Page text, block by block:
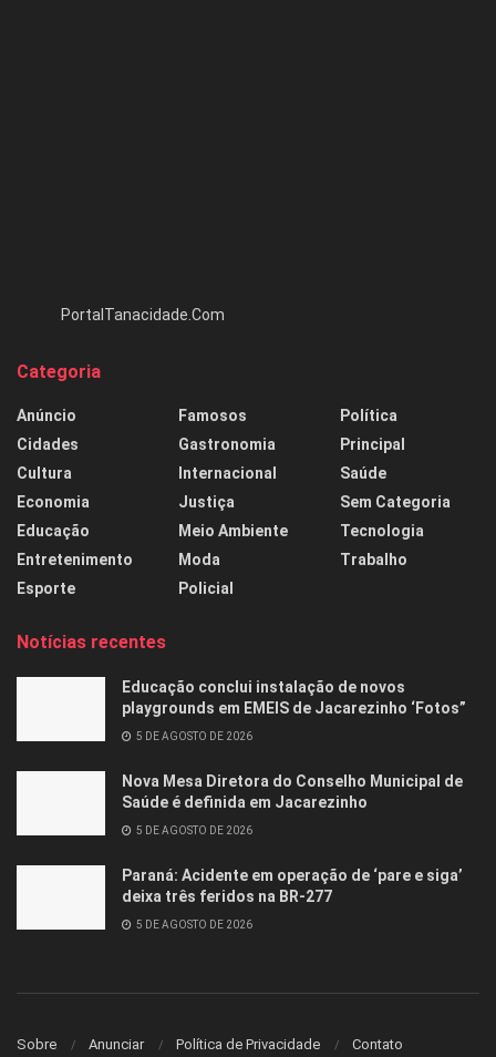
PortalTanacidade.Com
Categoria
Anúncio
Cidades
Cultura
Economia
Educação
Entretenimento
Esporte
Famosos
Gastronomia
Internacional
Justiça
Meio Ambiente
Moda
Policial
Política
Principal
Saúde
Sem Categoria
Tecnologia
Trabalho
Notícias recentes
Educação conclui instalação de novos
playgrounds em EMEIS de Jacarezinho ‘Fotos”
5 DE AGOSTO DE 2026
Nova Mesa Diretora do Conselho Municipal de
Saúde é definida em Jacarezinho
5 DE AGOSTO DE 2026
Paraná: Acidente em operação de ‘pare e siga’
deixa três feridos na BR-277
5 DE AGOSTO DE 2026
Sobre Anunciar Política de Privacidade Contato